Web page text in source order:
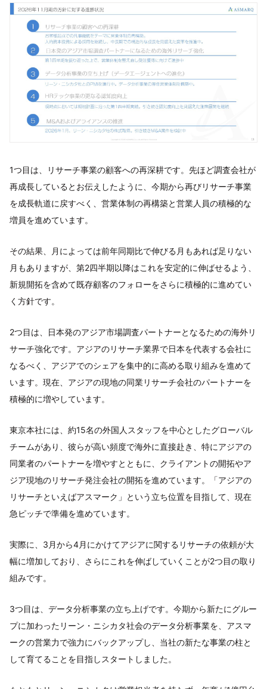
1つ目は、リサーチ事業の顧客への再深耕です。先ほど調査会社が
再成長しているとお伝えしたように、今期から再びリサーチ事業
を成長軌道に戻すべく、営業体制の再構築と営業人員の積極的な
増員を進めています。
その結果、月によっては前年同期比で伸びる月もあれば足りない
月もありますが、第2四半期以降はこれを安定的に伸ばせるよう、
新規開拓を含めて既存顧客のフォローをさらに積極的に進めてい
く方針です。
2つ目は、日本発のアジア市場調査パートナーとなるための海外リ
サーチ強化です。アジアのリサーチ業界で日本を代表する会社に
なるべく、アジアでのシェアを集中的に高める取り組みを進めて
います。現在、アジアの現地の同業リサーチ会社のパートナーを
積極的に増やしています。
東京本社には、約15名の外国人スタッフを中心としたグローバル
チームがあり、彼らが高い頻度で海外に直接赴き、特にアジアの
同業者のパートナーを増やすとともに、クライアントの開拓やア
ジア現地のリサーチ発注会社の開拓を進めています。「アジアの
リサーチといえばアスマーク」という立ち位置を目指して、現在
急ピッチで準備を進めています。
実際に、3月から4月にかけてアジアに関するリサーチの依頼が大
幅に増加しており、さらにこれを伸ばしていくことが2つ目の取り
組みです。
3つ目は、データ分析事業の立ち上げです。今期から新たにグルー
プに加わったリーン・ニシカタ社会のデータ分析事業を、アスマ
ークの営業力で強力にバックアップし、当社の新たな事業の柱と
して育てることを目指しスタートしました。